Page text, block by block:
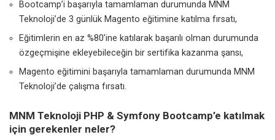
Bootcamp’i başarıyla tamamlaman durumunda MNM
Teknoloji’de 3 günlük Magento eğitimine katılma fırsatı,
Eğitimlerin en az %80’ine katılarak başarılı olman durumunda
özgeçmişine ekleyebileceğin bir sertifika kazanma şansı,
Magento eğitimini başarıyla tamamlaman durumunda MNM
Teknoloji’de çalışma fırsatı.
MNM Teknoloji PHP & Symfony Bootcamp’e katılmak
için gerekenler neler?